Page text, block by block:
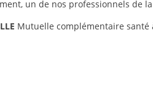
un de nos professionnels de la
Mutuelle complémentaire santé